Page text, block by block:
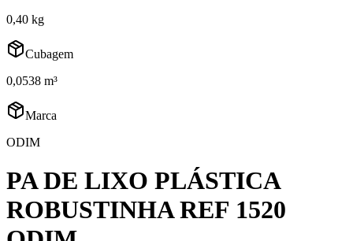
0,40 kg
Cubagem
0,0538 m³
Marca
ODIM
PA DE LIXO PLÁSTICA
ROBUSTINHA REF 1520